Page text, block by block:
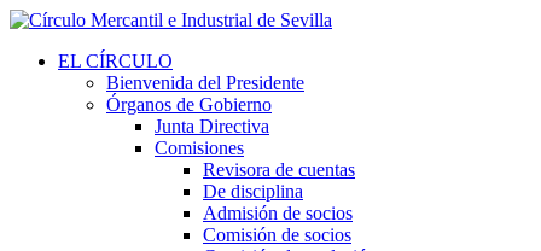
EL CÍRCULO
Bienvenida del Presidente
Órganos de Gobierno
Junta Directiva
Comisiones
Revisora de cuentas
De disciplina
Admisión de socios
Comisión de socios